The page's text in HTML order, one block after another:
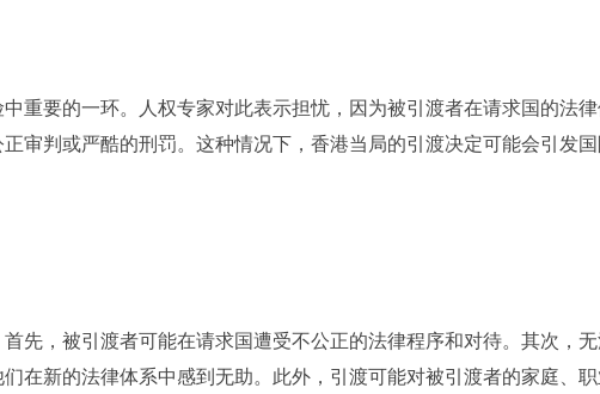
重要的一环。人权专家对此表示担忧，因为被引渡者在请求国的法
审判或严酷的刑罚。这种情况下，香港当局的引渡决定可能会引发
先，被引渡者可能在请求国遭受不公正的法律程序和对待。其次，无
在新的法律体系中感到无助。此外，引渡可能对被引渡者的家庭、